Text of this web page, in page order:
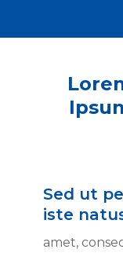
Sed ut
iste
amet,